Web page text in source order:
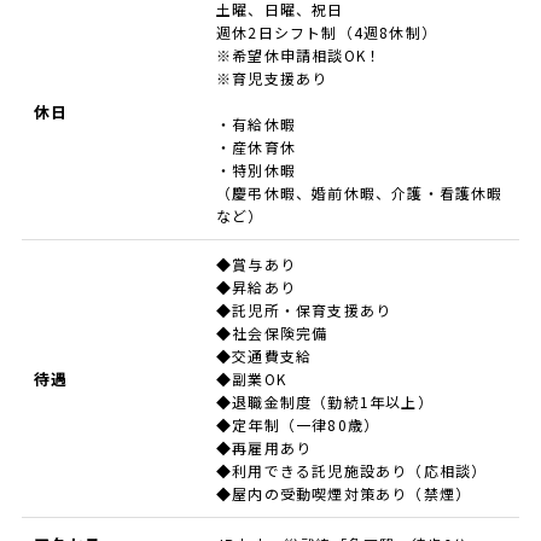
休日
土曜、日曜、祝日
週休2日シフト制（4週8休制）
※希望休申請相談OK！
※育児支援あり
・有給休暇
・産休育休
・特別休暇
（慶弔休暇、婚前休暇、介護・看護休暇
など）
待遇
◆賞与あり
◆昇給あり
◆託児所・保育支援あり
◆社会保険完備
◆交通費支給
◆副業OK
◆退職金制度（勤続1年以上）
◆定年制（一律80歳）
◆再雇用あり
◆利用できる託児施設あり（応相談）
◆屋内の受動喫煙対策あり（禁煙）